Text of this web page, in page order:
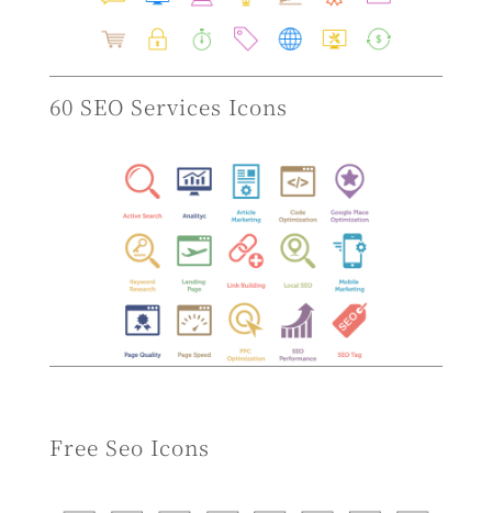
60 SEO Services Icons
Free Seo Icons